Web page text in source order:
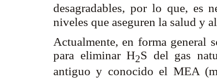
desagradables, por lo que, es
niveles que aseguren la salud y
Actualmente, en forma general
para eliminar H2S del gas
antiguo y conocido el MEA